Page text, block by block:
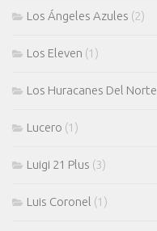
Los Ángeles Azules (2)
Los Eleven (1)
Los Huracanes Del Norte
Lucero (1)
Luigi 21 Plus (3)
Luis Coronel (1)